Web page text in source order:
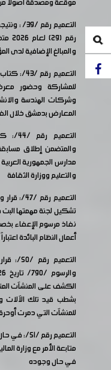
التعميم
والمبالغ الإضافية لدى
التعميم
للمشاركة وحضور
المعارض بدمشق خلال الفترة من
والمتضمن إطلاق
مدارس الجمهورية
والتعليم ووزارة الثقافة
التعميم
تشكيل لجنة مهمتها البت
نفاذ مرسوم الإعفاء
أعمال النظام البائدة اعتباراً من 15-
الكشف على المنشآت
بشطب قيد تلك الآلات
للمنشآت التي دمرت
التعميم
متابعة الأمر مع وزارة
في حال وجوده